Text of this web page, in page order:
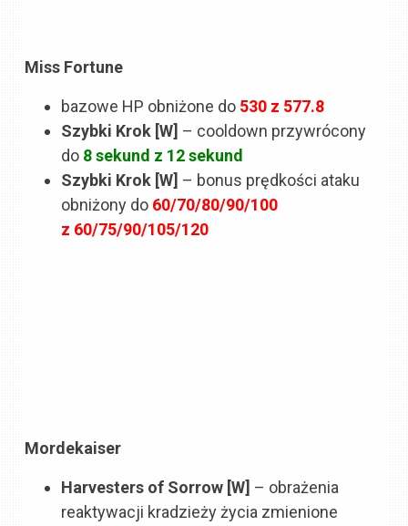
Miss Fortune
bazowe HP obniżone do 530 z 577.8
Szybki Krok [W] – cooldown przywrócony
do 8 sekund z 12 sekund
Szybki Krok [W] – bonus prędkości ataku
obniżony do 60/70/80/90/100
z 60/75/90/105/120
Mordekaiser
Harvesters of Sorrow [W] – obrażenia
reaktywacji kradzieży życia zmienione